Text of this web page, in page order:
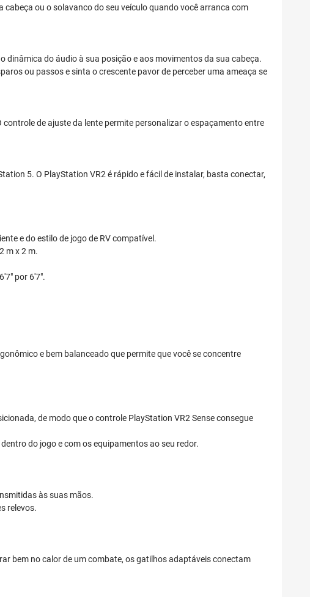
ou o solavanco do seu veículo quando você arranca com
do áudio à sua posição e aos movimentos da sua cabeça.
ou passos e sinta o crescente pavor de perceber uma ameaça se
de ajuste da lente permite personalizar o espaçamento entre
5. O PlayStation VR2 é rápido e fácil de instalar, basta conectar,
e do estilo de jogo de RV compatível.
m x 2 m.
por 6'7".
e bem balanceado que permite que você se concentre
de modo que o controle PlayStation VR2 Sense consegue
do jogo e com os equipamentos ao seu redor.
às suas mãos.
relevos.
bem no calor de um combate, os gatilhos adaptáveis conectam